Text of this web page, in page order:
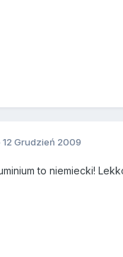
12 Grudzień 2009
to niemiecki!